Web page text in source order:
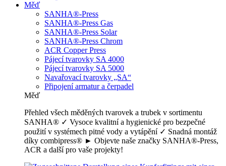
Měď
SANHA®-Press
SANHA®-Press Gas
SANHA®-Press Solar
SANHA®-Press Chrom
ACR Copper Press
Pájecí tvarovky SA 4000
Pájecí tvarovky SA 5000
Navařovací tvarovky „SA“
Připojení armatur a čerpadel
Měď
Přehled všech měděných tvarovek a trubek v sortimentu
SANHA® ✓ Vysoce kvalitní a hygienické pro bezpečné
použití v systémech pitné vody a vytápění ✓ Snadná montáž
díky combipress® ► Objevte naše značky SANHA®-Press,
ACR a další pro vaše projekty!